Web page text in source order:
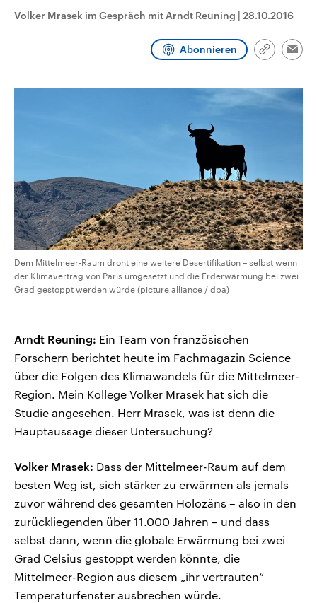
Volker Mrasek im Gespräch mit Arndt Reuning | 28.10.2016
Abonnieren
Link
Dem Mittelmeer-Raum droht eine weitere Desertifikation – selbst wenn
der Klimavertrag von Paris umgesetzt und die Erderwärmung bei zwei
Grad gestoppt werden würde (picture alliance / dpa)
Arndt Reuning: Ein Team von französischen
Forschern berichtet heute im Fachmagazin Science
über die Folgen des Klimawandels für die Mittelmeer-
Region. Mein Kollege Volker Mrasek hat sich die
Studie angesehen. Herr Mrasek, was ist denn die
Hauptaussage dieser Untersuchung?
Volker Mrasek: Dass der Mittelmeer-Raum auf dem
besten Weg ist, sich stärker zu erwärmen als jemals
zuvor während des gesamten Holozäns – also in den
zurückliegenden über 11.000 Jahren – und dass
selbst dann, wenn die globale Erwärmung bei zwei
Grad Celsius gestoppt werden könnte, die
Mittelmeer-Region aus diesem „ihr vertrauten“
Temperaturfenster ausbrechen würde.